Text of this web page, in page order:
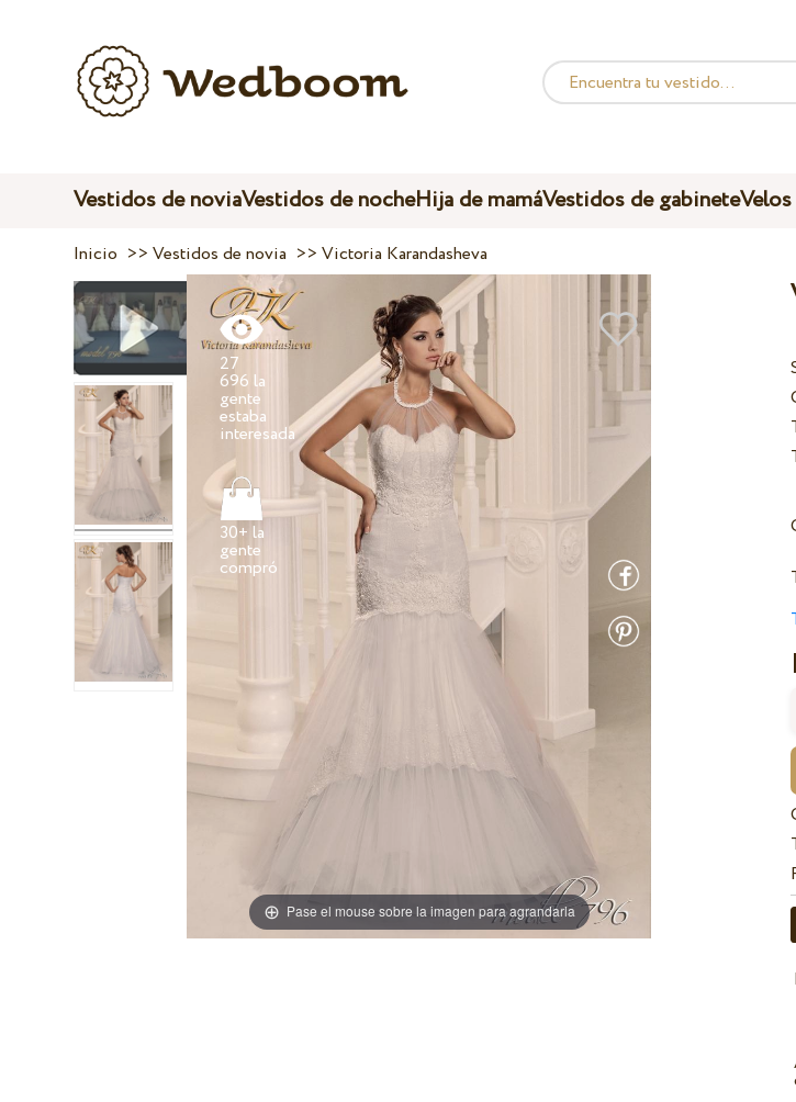
Vestidos de noviaVestidos de nocheHija de mamáVestidos de gabinete
Inicio >>Vestidos de novia >>Victoria Karandasheva
Pase el mouse sobre la imagen para agrandarla
27
696 la
gente
estaba
interesada
30+ la
gente